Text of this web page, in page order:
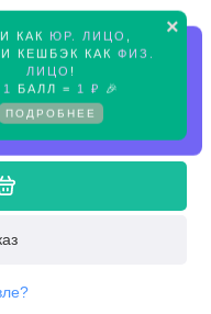
×
КАК ЮР. ЛИЦО
КЕШБЭК КАК ФИЗ.
ЛИЦО !
1 БАЛЛ = 1 ₽ 🎉
ПОДРОБНЕЕ
Предзаказ